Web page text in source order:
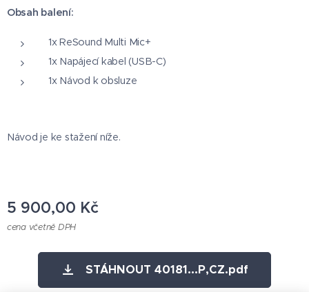
Obsah balení:
1x ReSound Multi Mic+
1x Napájecí kabel (USB-C)
1x Návod k obsluze
Návod je ke stažení níže.
5 900,00 Kč
cena včetně DPH
STÁHNOUT 40181...P,CZ.pdf